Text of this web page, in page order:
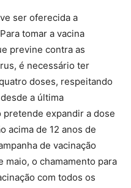
ser oferecida a
tomar a vacina
previne contra as
é necessário ter
doses, respeitando
a última
pretende expandir a dose
acima de 12 anos de
de vacinação
maio, o chamamento para
com todos os